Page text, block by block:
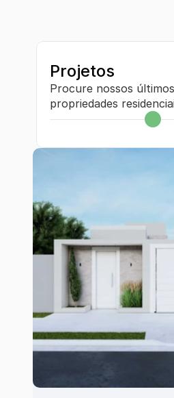
Projetos
Procure nossos
propriedades